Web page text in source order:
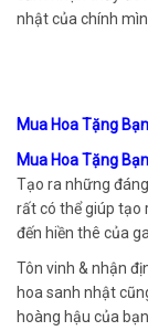
nhật của chính
Mua Hoa Tặng
Mua Hoa Tặng
Tạo ra những
rất có thể giúp tạo
đến hiền thê của
Tôn vinh & nhận
hoa sanh nhật
hoàng hậu của